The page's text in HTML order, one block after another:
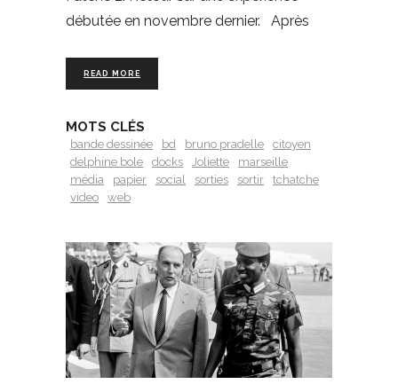
débutée en novembre dernier. Après
READ MORE
MOTS CLÉS
bande dessinée bd bruno pradelle
citoyen
delphine bole
docks Joliette
marseille
média
papier social sorties sortir
tchatche
video
web